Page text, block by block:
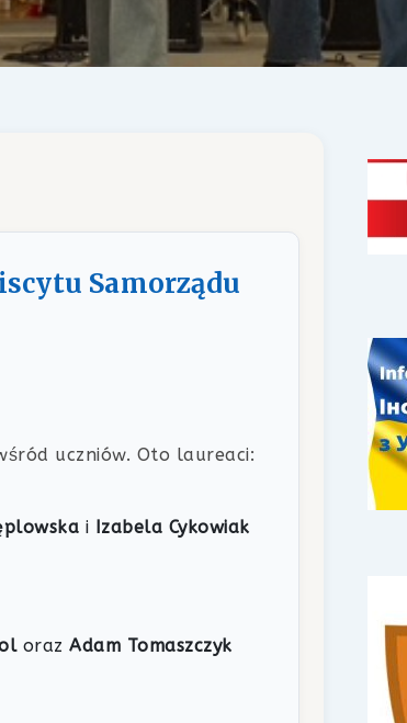
Samorządu
uczniów. Oto laureaci:
i Izabela Cykowiak
oraz Adam Tomaszczyk